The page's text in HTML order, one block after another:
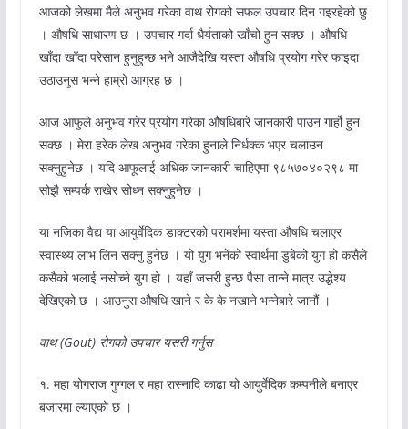
आजको लेखमा मैले अनुभव गरेका वाथ रोगको सफल उपचार दिन गइरहेको छु
। औषधि साधारण छ । उपचार गर्दा धैर्यताको खाँचो हुन सक्छ । औषधि
खाँदा खाँदा परेसान हुनुहुन्छ भने आजैदेखि यस्ता औषधि प्रयोग गरेर फाइदा
उठाउनुस भन्ने हाम्रो आग्रह छ ।
आज आफुले अनुभव गरेर प्रयोग गरेका औषधिबारे जानकारी पाउन गार्हो हुन
सक्छ । मेरा हरेक लेख अनुभव गरेका हुनाले निर्धक्क भएर चलाउन
सक्नुहुनेछ । यदि आफूलाई अधिक जानकारी चाहिएमा ९८५७०४०२९८ मा
सोझै सम्पर्क राखेर सोध्न सक्नुहुनेछ ।
या नजिका वैद्य या आयुर्वेदिक डाक्टरको परामर्शमा यस्ता औषधि चलाएर
स्वास्थ्य लाभ लिन सक्नु हुनेछ । यो युग भनेको स्वार्थमा डुबेको युग हो कसैले
कसैको भलाई नसोच्ने युग हो । यहाँ जसरी हुन्छ पैसा तान्ने मात्र उद्धेश्य
देखिएको छ । आउनुस औषधि खाने र के के नखाने भन्नेबारे जानौं ।
वाथ (Gout) रोगको उपचार यसरी गर्नुस
१. महा योगराज गुग्गल र महा रास्नादि काढा यो आयुर्वेदिक कम्पनीले बनाएर
बजारमा ल्याएको छ ।